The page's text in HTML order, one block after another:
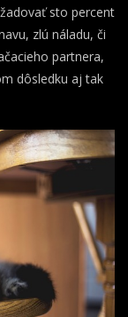
sto percent
zlú náladu, či
partnera,
dôsledku aj tak